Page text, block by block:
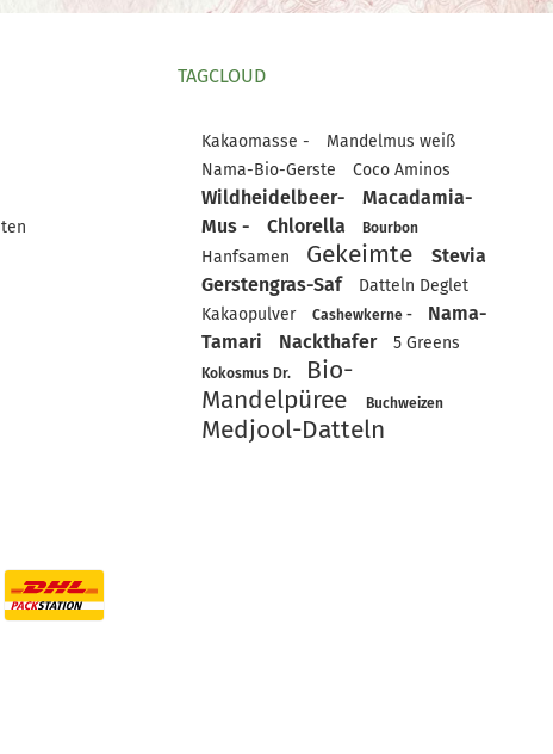
TAGCLOUD
Kakaomasse -
Mandelmus weiß
Nama-Bio-Gerste
Coco Aminos
Wildheidelbeer-
Macadamia-
Mus -
Chlorella Bourbon
Hanfsamen Gekeimte
Stevia
Gerstengras-Saf
Datteln Deglet
Kakaopulver
Cashewkerne -
Nama-
Tamari
Nackthafer 5 Greens
Kokosmus Dr.
Bio-
Mandelpüree
Buchweizen
Medjool-Datteln